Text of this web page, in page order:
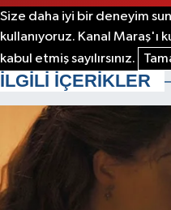
Size daha iyi bir deneyim
kullanıyoruz. Kanal Maraş'ı
kabul etmiş sayılırsınız.